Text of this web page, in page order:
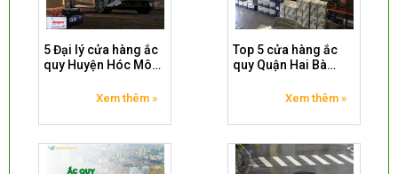
5 Đại lý cửa hàng ắc
quy Huyện Hóc Môn
Xem thêm »
Top 5 cửa hàng ắc
quy Quận Hai Bà
Xem thêm »